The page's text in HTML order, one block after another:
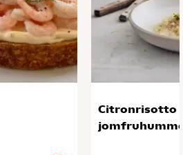
Citronrisotto